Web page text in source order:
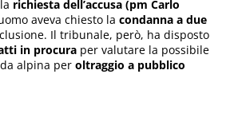
richiesta dell’accusa (pm Carlo
aveva chiesto lacondanna a due
Il tribunale, però, ha disposto
in procura per valutare la possibile
alpina peroltraggio a pubblico